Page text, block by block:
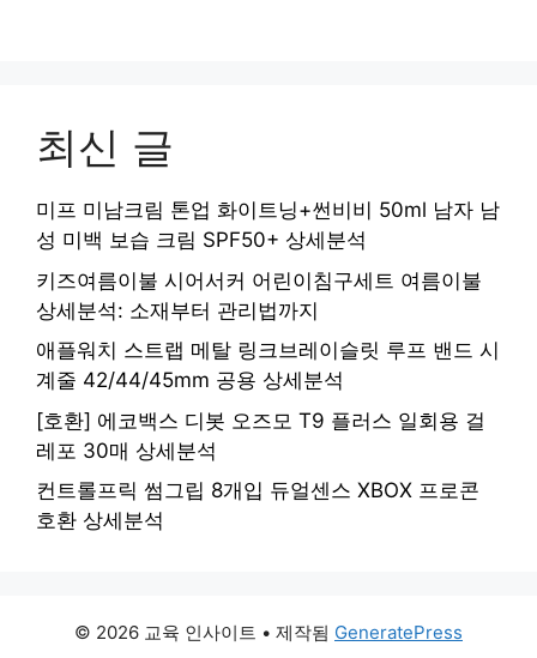
최신 글
미프 미남크림 톤업 화이트닝+썬비비 50ml 남자 남
성 미백 보습 크림 SPF50+ 상세분석
키즈여름이불 시어서커 어린이침구세트 여름이불
상세분석: 소재부터 관리법까지
애플워치 스트랩 메탈 링크브레이슬릿 루프 밴드 시
계줄 42/44/45mm 공용 상세분석
[호환] 에코백스 디봇 오즈모 T9 플러스 일회용 걸
레포 30매 상세분석
컨트롤프릭 썸그립 8개입 듀얼센스 XBOX 프로콘
호환 상세분석
© 2026 교육 인사이트 • 제작됨 GeneratePress